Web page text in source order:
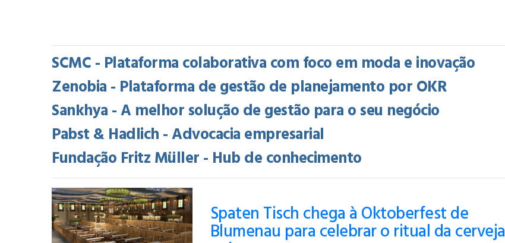
SCMC - Plataforma colaborativa com foco em moda e inovação
Zenobia - Plataforma de gestão de planejamento por OKR
Sankhya - A melhor solução de gestão para o seu negócio
Pabst & Hadlich - Advocacia empresarial
Fundação Fritz Müller - Hub de conhecimento
Spaten Tisch chega à Oktoberfest de
Blumenau para celebrar o ritual da cerveja